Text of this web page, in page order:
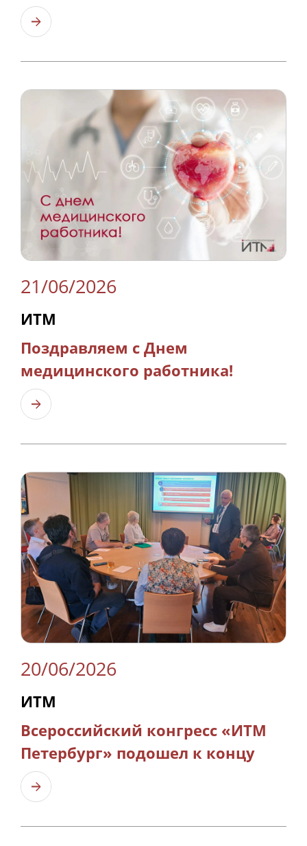
21/06/2026
ИТМ
Поздравляем с Днем
медицинского работника!
20/06/2026
ИТМ
Всероссийский конгресс «ИТМ
Петербург» подошел к концу